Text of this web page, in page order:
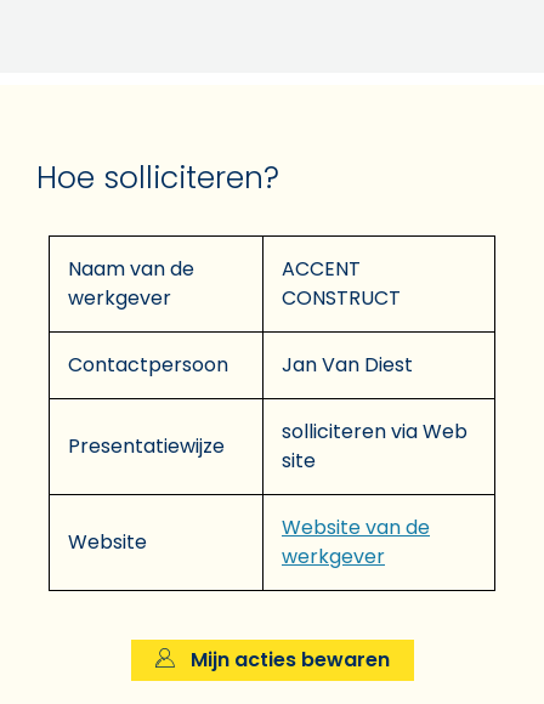
Hoe solliciteren?
Naam van de
werkgever
ACCENT
CONSTRUCT
Contactpersoon Jan Van Diest
Presentatiewijze
solliciteren via Web
site
Website
Website van de
werkgever
Mijn acties bewaren